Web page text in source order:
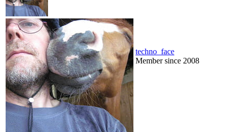
techno_face
Member since 2008